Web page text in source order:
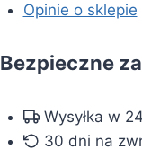
Opinie o sklepie
Bezpieczne
Wysyłka w
30 dni na